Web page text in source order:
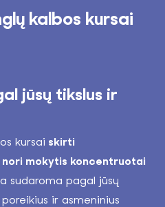
kalbos kursai
jūsų tikslus ir
kursai skirti
nori mokytis koncentruotai
sudaroma pagal jūsų
ir asmeninius